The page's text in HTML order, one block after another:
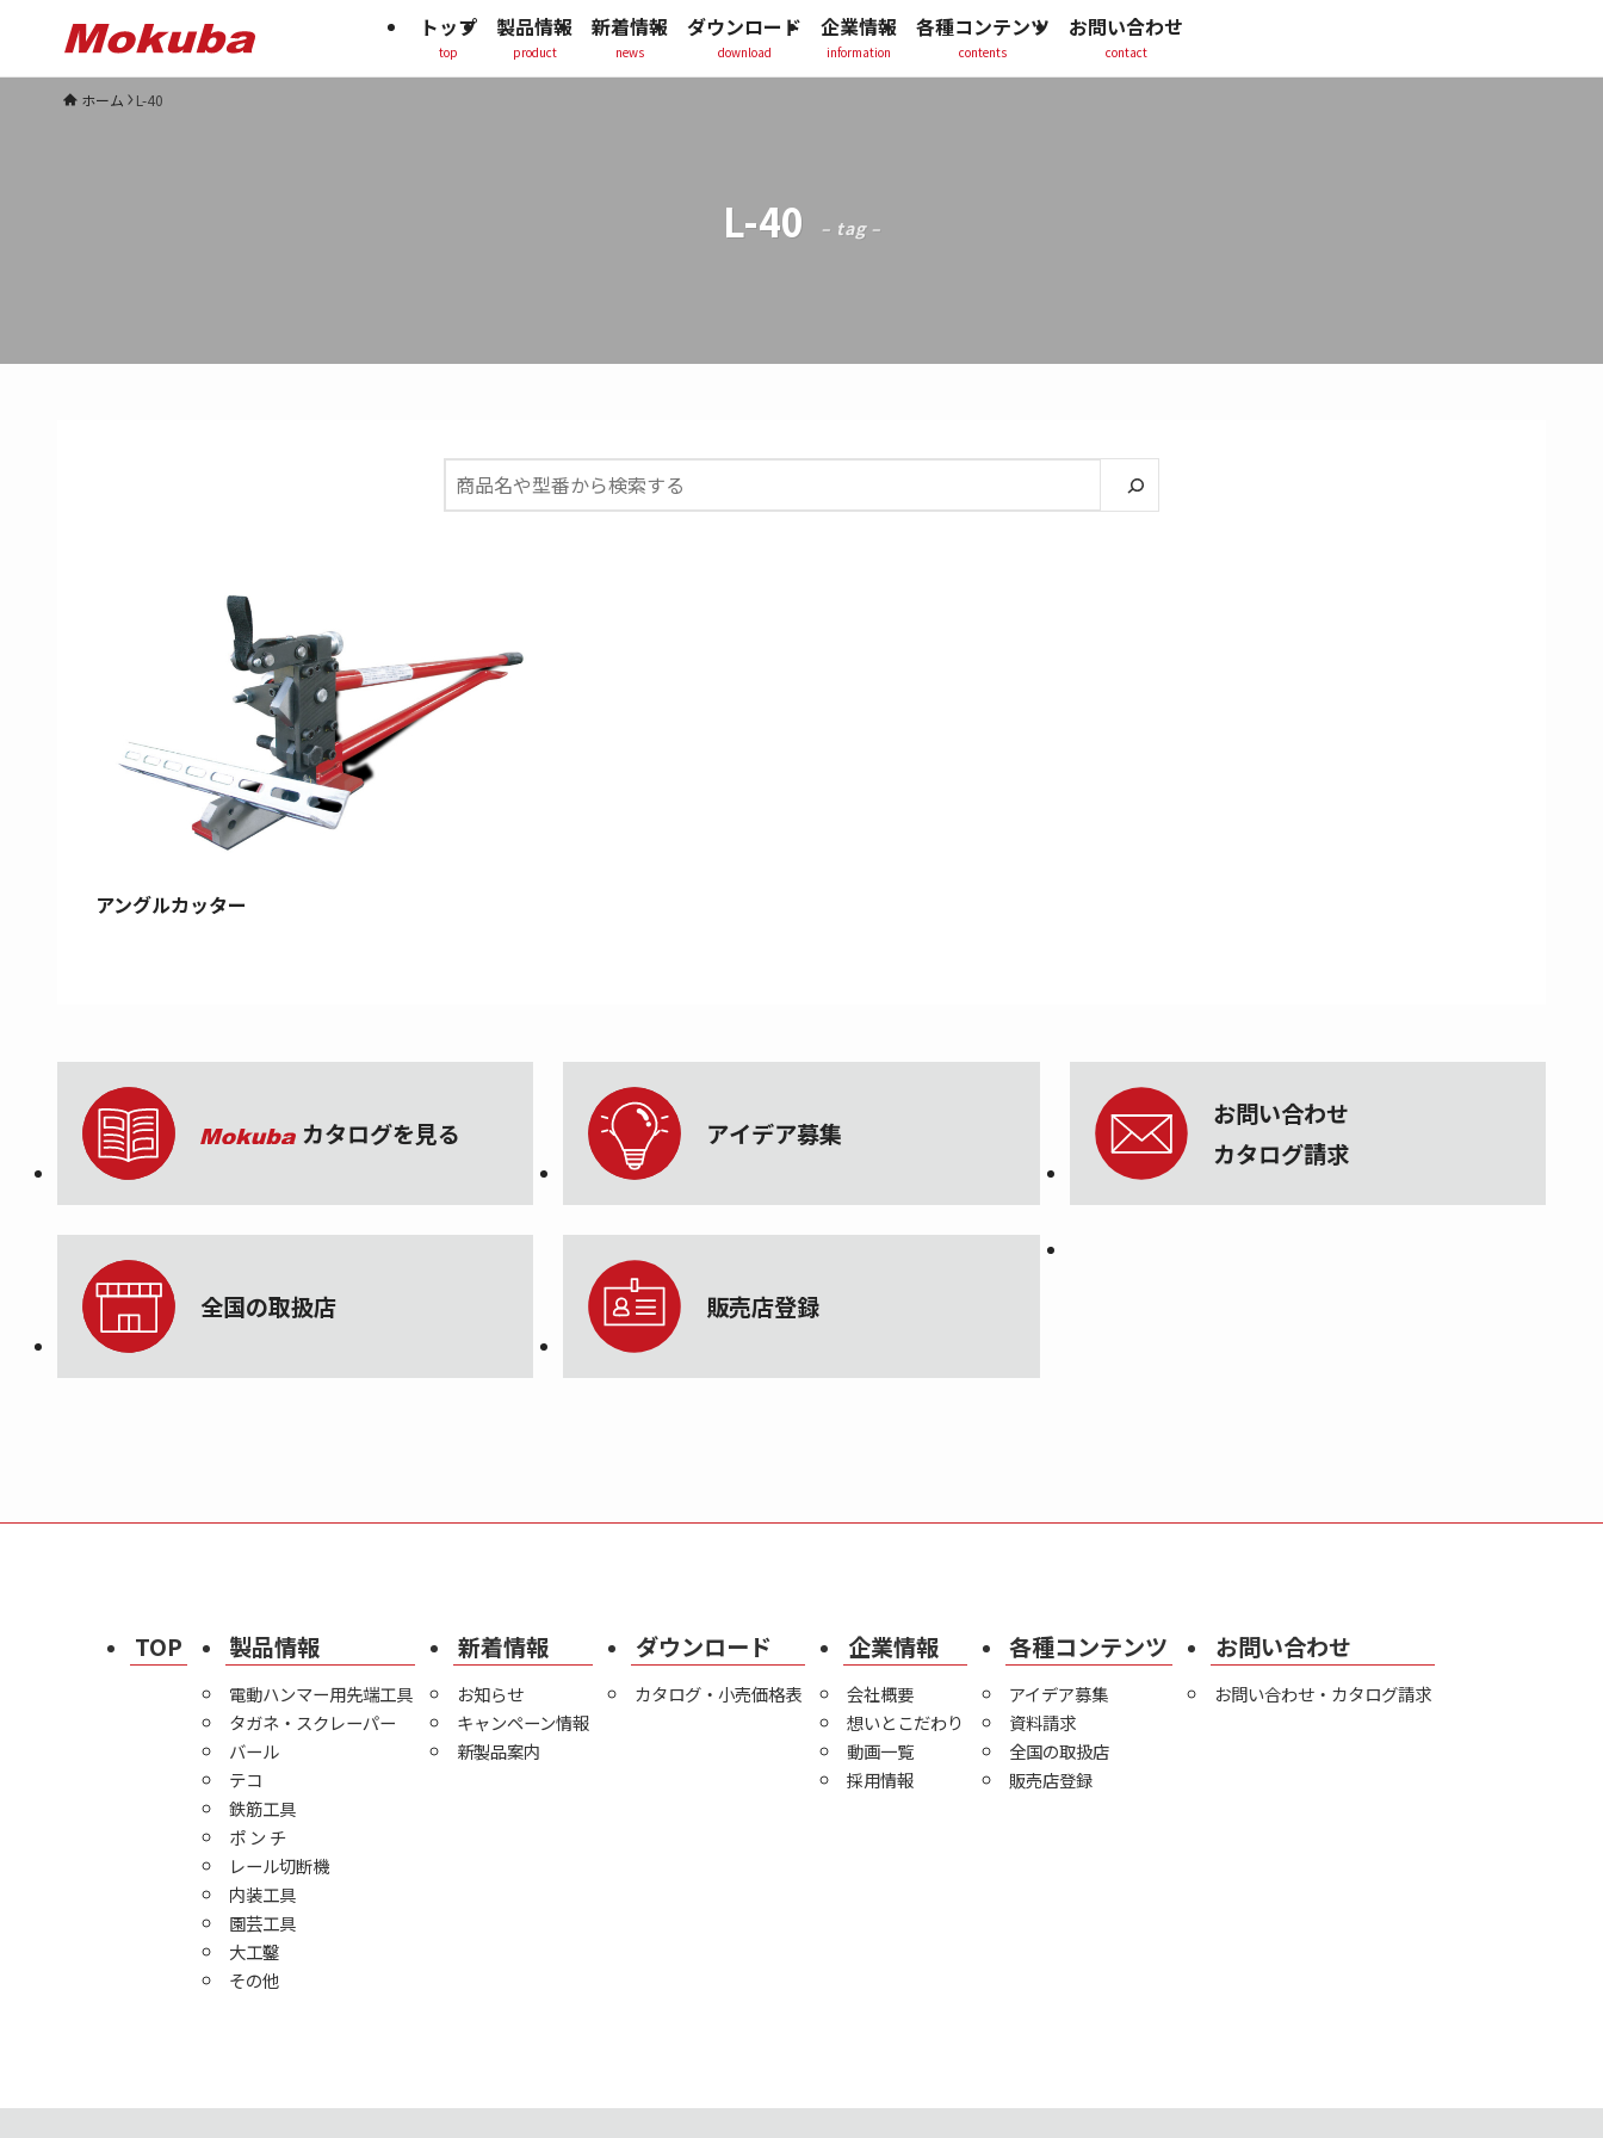
L-40 – tag –
ホーム L-40
トップ
top
製品情報
product
新着情報
news
ダウンロード
download
企業情報
information
各種コンテンツ
contents
お問い合わせ
contact
アングルカッター
カタログを見る アイデア募集
お問い合わせ
カタログ請求
全国の取扱店 販売店登録
TOP 製品情報
電動ハンマー用先端工具
タガネ・スクレーパー
バール
テコ
鉄筋工具
ポ ン チ
レール切断機
内装工具
園芸工具
大工鑿
その他
新着情報
お知らせ
キャンペーン情報
新製品案内
ダウンロード
カタログ・小売価格表
企業情報
会社概要
想いとこだわり
動画一覧
採用情報
各種コンテンツ
アイデア募集
資料請求
全国の取扱店
販売店登録
お問い合わせ
お問い合わせ・カタログ請求